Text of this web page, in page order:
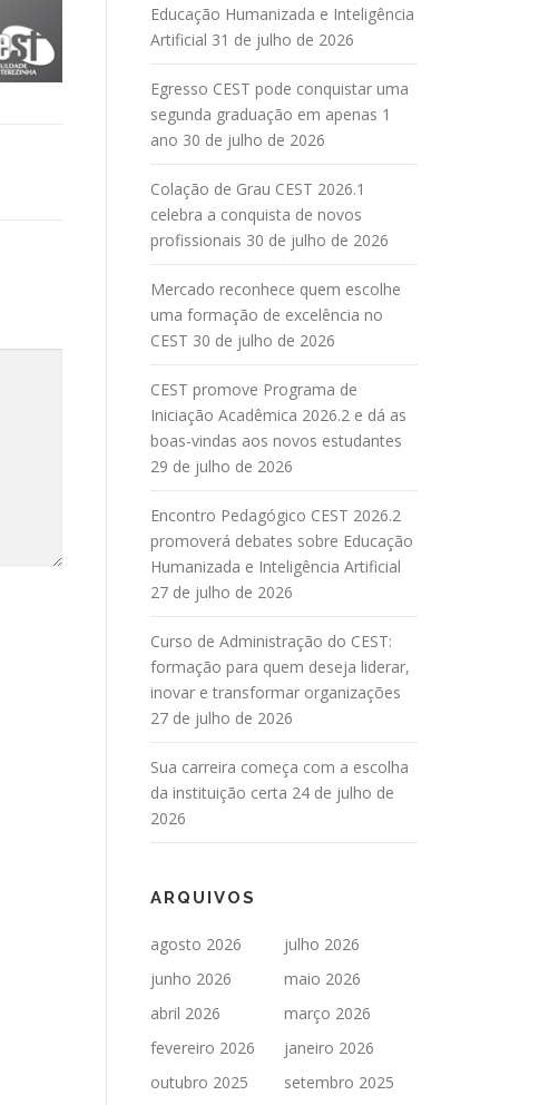
Educação Humanizada e Inteligência
Artificial 31 de julho de 2026
Egresso CEST pode conquistar uma
segunda graduação em apenas 1
ano 30 de julho de 2026
Colação de Grau CEST 2026.1
celebra a conquista de novos
profissionais 30 de julho de 2026
Mercado reconhece quem escolhe
uma formação de excelência no
CEST 30 de julho de 2026
CEST promove Programa de
Iniciação Acadêmica 2026.2 e dá as
boas-vindas aos novos estudantes
29 de julho de 2026
Encontro Pedagógico CEST 2026.2
promoverá debates sobre Educação
Humanizada e Inteligência Artificial
27 de julho de 2026
Curso de Administração do CEST:
formação para quem deseja liderar,
inovar e transformar organizações
27 de julho de 2026
Sua carreira começa com a escolha
da instituição certa 24 de julho de
2026
ARQUIVOS
agosto 2026
julho 2026
junho 2026
maio 2026
abril 2026
março 2026
fevereiro 2026
janeiro 2026
outubro 2025
setembro 2025